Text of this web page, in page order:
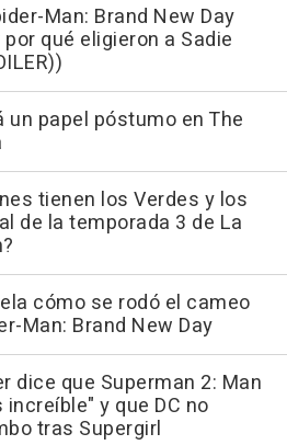
Man: Brand New Day
qué eligieron a Sadie
un papel póstumo en The
tienen los Verdes y los
de la temporada 3 de La
cómo se rodó el cameo
Man: Brand New Day
dice que Superman 2: Man
y que DC no
tras Supergirl